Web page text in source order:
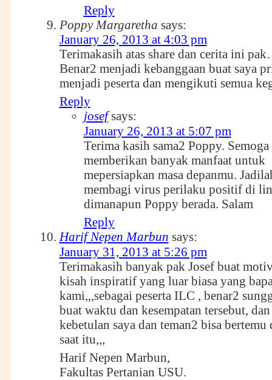
Reply
Poppy Margaretha says:
January 26, 2013 at 4:03 pm
Terimakasih atas share dan cerita ini
Benar2 menjadi kebanggaan buat saya
menjadi peserta dan mengikuti semua
Reply
josef says:
January 26, 2013 at 5:07 pm
Terima kasih sama2 Poppy.
memberikan banyak manfaat untuk
mepersiapkan masa depanmu.
membagi virus perilaku positif di
dimanapun Poppy berada. Salam
Reply
Harif Nepen Marbun says:
January 31, 2013 at 5:26 pm
Terimakasih banyak pak Josef buat
kisah inspiratif yang luar biasa yang
kami,,,sebagai peserta ILC , benar2
buat waktu dan kesempatan tersebut,
kebetulan saya dan teman2 bisa bertemu
saat itu,,,
Harif Nepen Marbun,
Fakultas Pertanian USU.